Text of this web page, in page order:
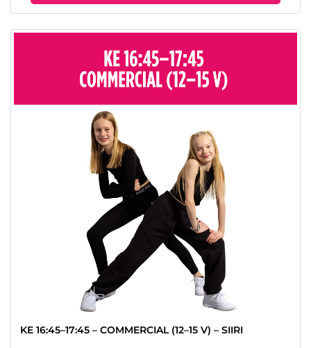
KE 16:45–17:45 – COMMERCIAL (12–15 V) – SIIRI